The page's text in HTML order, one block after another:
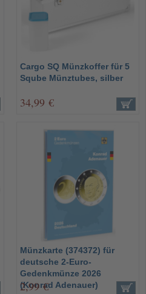
Cargo SQ Münzkoffer für 5
Sqube Münztubes, silber
34,99 €
Münzkarte (374372) für
deutsche 2-Euro-
Gedenkmünze 2026
(Konrad Adenauer)
2,99 €